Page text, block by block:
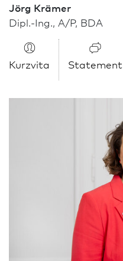
Jörg Krämer
Dipl.-Ing., A/P, BDA
Kurzvita Statement